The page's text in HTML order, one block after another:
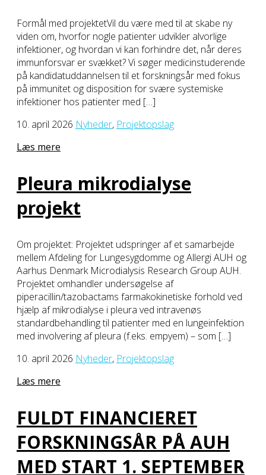
Formål med projektetVil du være med til at skabe ny
viden om, hvorfor nogle patienter udvikler alvorlige
infektioner, og hvordan vi kan forhindre det, når deres
immunforsvar er svækket? Vi søger medicinstuderende
på kandidatuddannelsen til et forskningsår med fokus
på immunitet og disposition for svære systemiske
infektioner hos patienter med […]
10. april 2026 Nyheder, Projektopslag
Læs mere
Pleura mikrodialyse
projekt
Om projektet: Projektet udspringer af et samarbejde
mellem Afdeling for Lungesygdomme og Allergi AUH og
Aarhus Denmark Microdialysis Research Group AUH.
Projektet omhandler undersøgelse af
piperacillin/tazobactams farmakokinetiske forhold ved
hjælp af mikrodialyse i pleura ved intravenøs
standardbehandling til patienter med en lungeinfektion
med involvering af pleura (f.eks. empyem) – som […]
10. april 2026 Nyheder, Projektopslag
Læs mere
FULDT FINANCIERET
FORSKNINGSÅR PÅ AUH
MED START 1. SEPTEMBER